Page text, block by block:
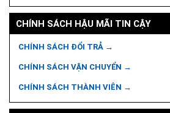
CHÍNH SÁCH HẬU MÃI TIN CẬY
CHÍNH SÁCH ĐỔI TRẢ →
CHÍNH SÁCH VẬN CHUYỂN →
CHÍNH SÁCH THÀNH VIÊN →